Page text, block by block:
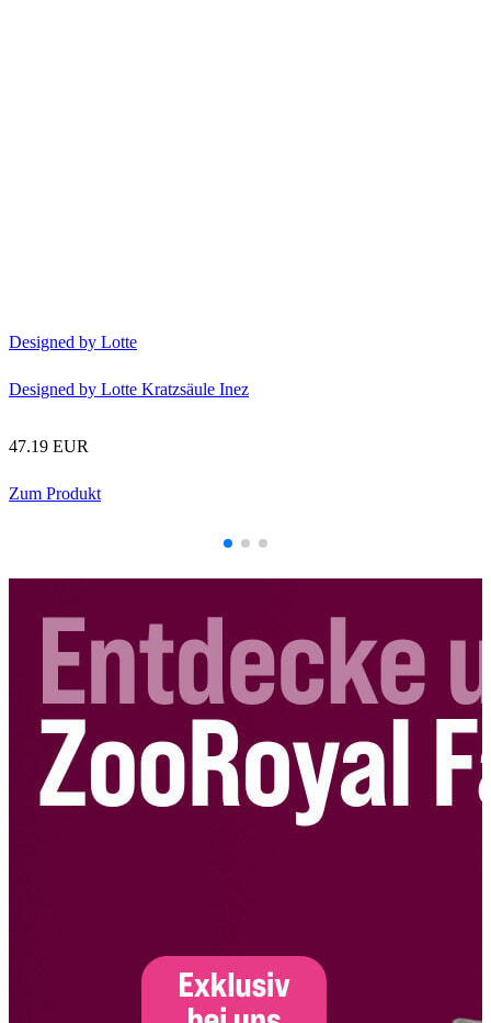
Designed by Lotte
Designed by Lotte Kratzsäule Inez
47.19 EUR
Zum Produkt